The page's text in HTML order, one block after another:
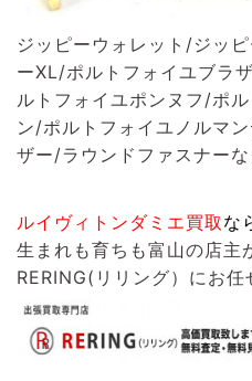
ジッピーウォレット/ジッ
ーXL/ポルトフォイユブラ
ルトフォイユポンヌフ/ポ
ン/ポルトフォイユノルマ
ザー/ラウンドファスナー
ルイヴィトンダミエ買取 な
生まれも育ちも富山の店主
RERING(リリング） にお任